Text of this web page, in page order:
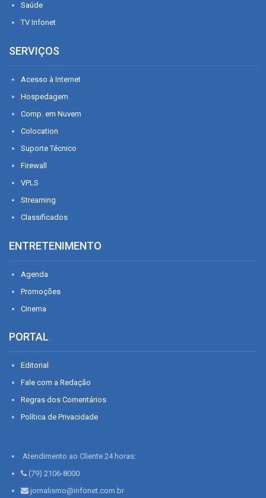
Saúde
TV Infonet
SERVIÇOS
Acesso à Internet
Hospedagem
Comp. em Nuvem
Colocation
Suporte Técnico
Firewall
VPLS
Streaming
Classificados
ENTRETENIMENTO
Agenda
Promoções
Cinema
PORTAL
Editorial
Fale com a Redação
Regras dos Comentários
Política de Privacidade
Atendimento ao Cliente 24 horas:
(79) 2106-8000
jornalismo@infonet.com.br